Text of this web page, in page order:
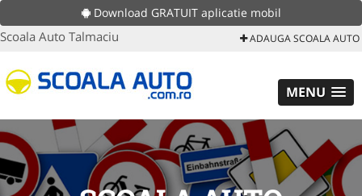
Download GRATUIT aplicatie mobil
Scoala Auto Talmaciu ADAUGA SCOALA AUTO
MENU